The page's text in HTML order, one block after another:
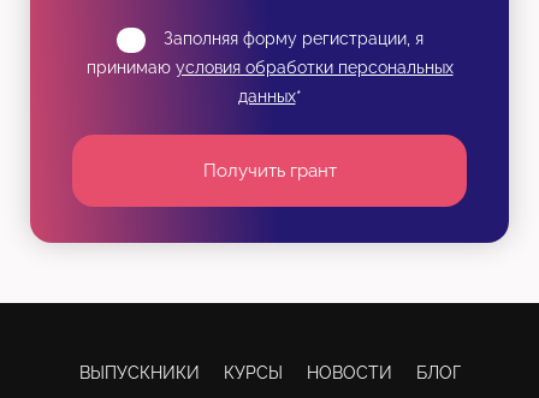
Заполняя форму регистрации, я
принимаю условия обработки персональных
данных*
Получить грант
ВЫПУСКНИКИ КУРСЫ НОВОСТИ БЛОГ